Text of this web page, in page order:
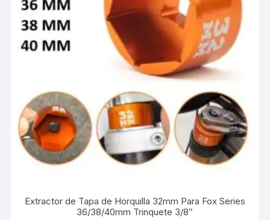
Extractor de Tapa de Horquilla 32mm Para Fox Series
36/38/40mm Trinquete 3/8″